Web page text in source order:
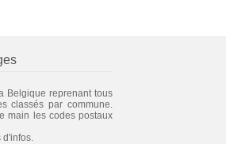
Belgique reprenant tous
classés par commune.
main les codes postaux